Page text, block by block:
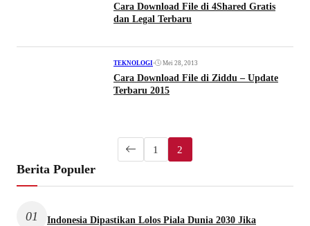
Cara Download File di 4Shared Gratis
dan Legal Terbaru
TEKNOLOGI • Mei 28, 2013
Cara Download File di Ziddu – Update
Terbaru 2015
1 2
Berita Populer
01
Indonesia Dipastikan Lolos Piala Dunia 2030 Jika